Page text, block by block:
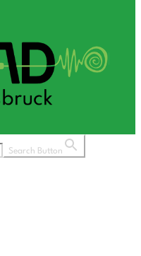
Search Button